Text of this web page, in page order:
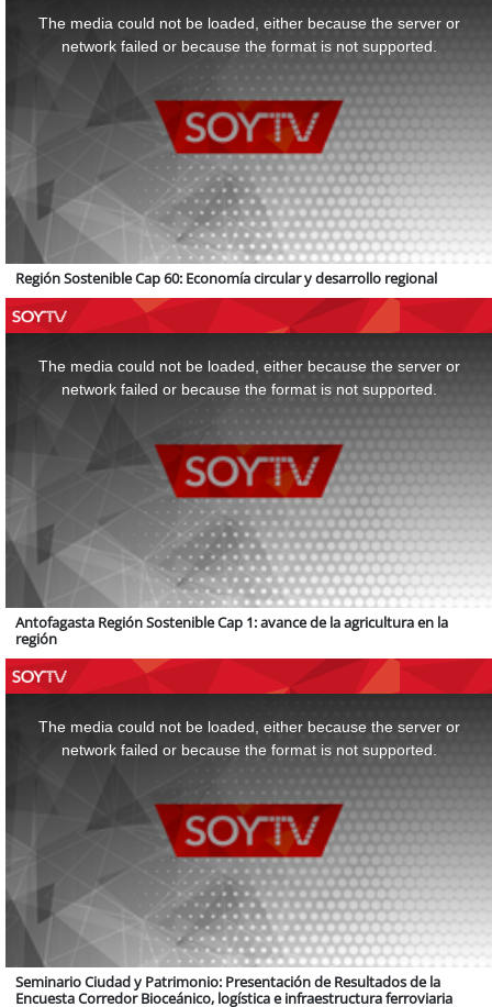
The media could not be loaded, either because the server or
network failed or because the format is not supported.
Región Sostenible Cap 60: Economía circular y desarrollo regional
The media could not be loaded, either because the server or
network failed or because the format is not supported.
Antofagasta Región Sostenible Cap 1: avance de la agricultura en la
región
The media could not be loaded, either because the server or
network failed or because the format is not supported.
Seminario Ciudad y Patrimonio: Presentación de Resultados de la
Encuesta Corredor Bioceánico, logística e infraestructura ferroviaria